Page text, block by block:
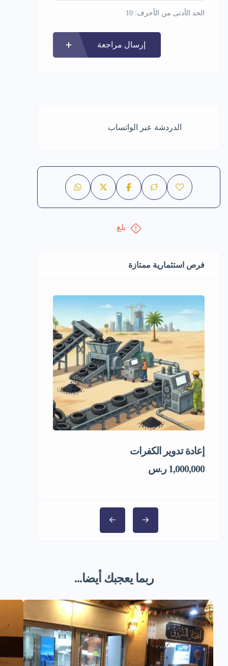
الحد الأدنى من الأحرف: 10
إرسال مراجعة
الدردشة عبر الواتساب
بلغ
فرص استثمارية ممتازة
إعادة تدوير الكفرات
1,000,000 ر.س
ربما يعجبك أيضا...